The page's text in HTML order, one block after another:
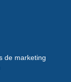
de marketing